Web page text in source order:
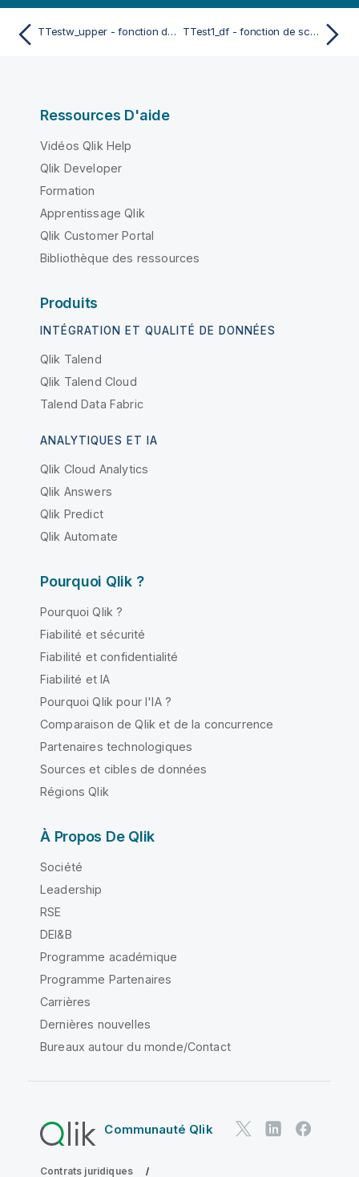
TTestw_upper - fonction de script et fonction de graphique TTest1_df - fonction de script et fonction de graphique
Ressources D'aide
Vidéos Qlik Help
Qlik Developer
Formation
Apprentissage Qlik
Qlik Customer Portal
Bibliothèque des ressources
Produits
INTÉGRATION ET QUALITÉ DE DONNÉES
Qlik Talend
Qlik Talend Cloud
Talend Data Fabric
ANALYTIQUES ET IA
Qlik Cloud Analytics
Qlik Answers
Qlik Predict
Qlik Automate
Pourquoi Qlik ?
Pourquoi Qlik ?
Fiabilité et sécurité
Fiabilité et confidentialité
Fiabilité et IA
Pourquoi Qlik pour l'IA ?
Comparaison de Qlik et de la concurrence
Partenaires technologiques
Sources et cibles de données
Régions Qlik
À Propos De Qlik
Société
Leadership
RSE
DEI&B
Programme académique
Programme Partenaires
Carrières
Dernières nouvelles
Bureaux autour du monde/Contact
Communauté Qlik
Contrats juridiques